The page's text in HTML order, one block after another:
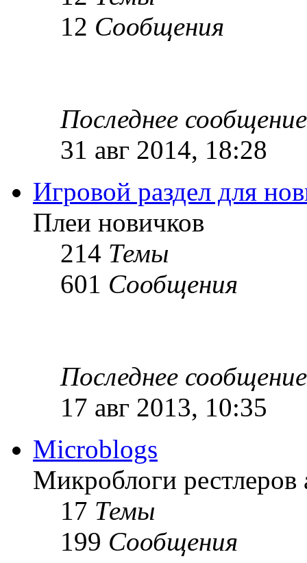
12 Сообщения
Последнее сообщение
31 авг 2014, 18:28
Игровой раздел для
Плеи новичков
214 Темы
601 Сообщения
Последнее сообщение
17 авг 2013, 10:35
Microblogs
Микроблоги рестлеров
17 Темы
199 Сообщения